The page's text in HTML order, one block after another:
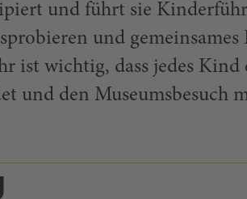
und führt sie
und gemeinsames
ist wichtig, dass jedes Kind
und den Museumsbesuch